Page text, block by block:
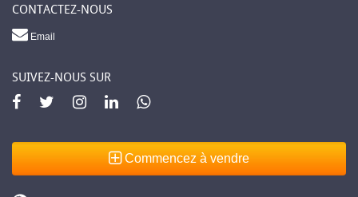
CONTACTEZ-NOUS
Email
SUIVEZ-NOUS SUR
Commencez à vendre